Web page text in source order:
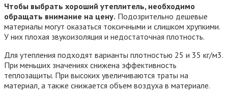
Чтобы выбрать хороший утеплитель, необходимо
обращать внимание на цену. Подозрительно дешевые
материалы могут оказаться токсичными и слишком хрупкими.
У них плохая звукоизоляция и недостаточная плотность.
Для утепления подходят варианты плотностью 25 и 35 кг/м3.
При меньших значениях снижена эффективность
теплозащиты. При высоких увеличиваются траты на
материал, а также снижается объем воздуха в материале.